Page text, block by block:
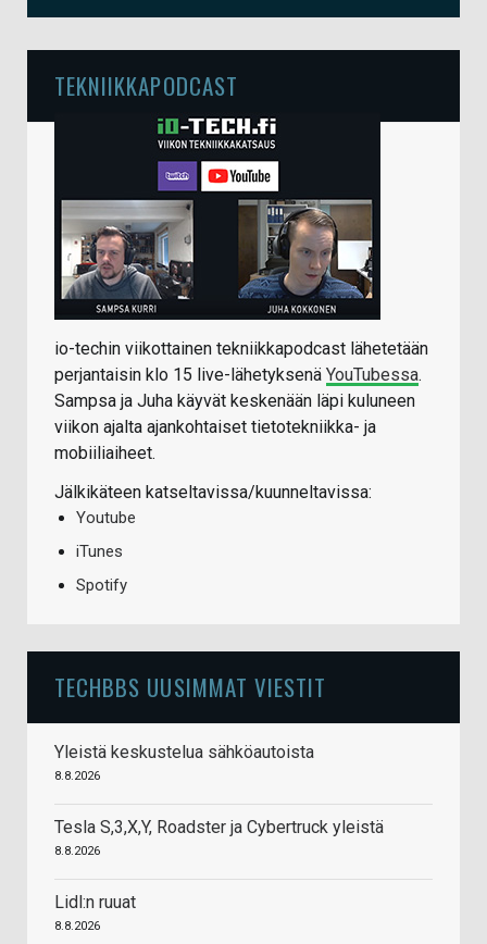
TEKNIIKKAPODCAST
io-techin viikottainen tekniikkapodcast lähetetään
perjantaisin klo 15 live-lähetyksenä YouTubessa.
Sampsa ja Juha käyvät keskenään läpi kuluneen
viikon ajalta ajankohtaiset tietotekniikka- ja
mobiiliaiheet.
Jälkikäteen katseltavissa/kuunneltavissa:
Youtube
iTunes
Spotify
TECHBBS UUSIMMAT VIESTIT
Yleistä keskustelua sähköautoista
8.8.2026
Tesla S,3,X,Y, Roadster ja Cybertruck yleistä
8.8.2026
Lidl:n ruuat
8.8.2026